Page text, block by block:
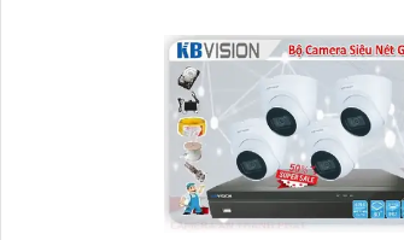
nét và âm thanh chất lượng